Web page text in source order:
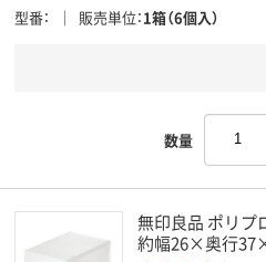
型番 販売単位 1箱（6個入）
数量
無印良品 ポリプ
約幅26×奥行